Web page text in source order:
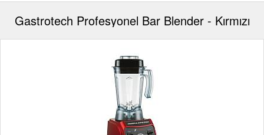
Gastrotech Profesyonel Bar Blender - Kırmızı